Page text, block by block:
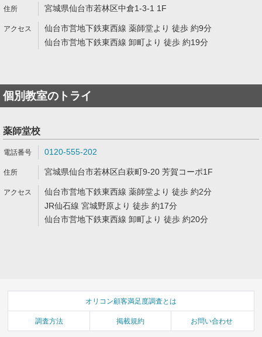
宮城県仙台市若林区中倉1-3-1 1F
仙台市営地下鉄東西線 薬師堂より 徒歩 約9分
仙台市営地下鉄東西線 卸町より 徒歩 約19分
個別教室のトライ
薬師堂校
0120-555-202
宮城県仙台市若林区白萩町9-20 芳賀コーポ1F
仙台市営地下鉄東西線 薬師堂より 徒歩 約2分
JR仙石線 宮城野原より 徒歩 約17分
仙台市営地下鉄東西線 卸町より 徒歩 約20分
オリコン顧客満足度調査とは
調査方法 掲載規約 お問い合わせ